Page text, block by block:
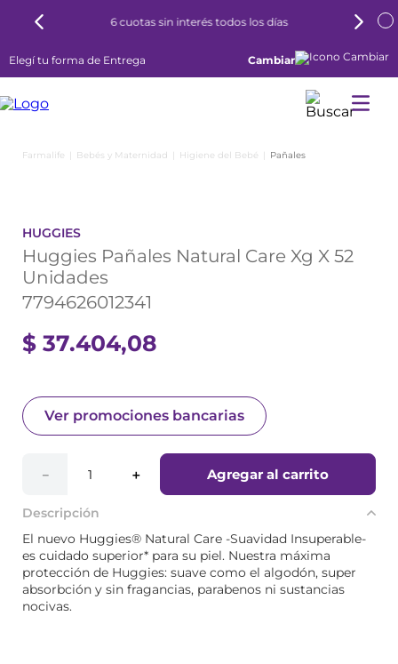
6 cuotas sin interés todos los días
Elegí tu forma de Entrega Cambiar
Bebés y Maternidad Higiene del Bebé Pañales
HUGGIES
Huggies Pañales Natural Care Xg X 52
Unidades
7794626012341
$ 37.404,08
Ver promociones bancarias
＋
－ Agregar al carrito
Descripción
El nuevo Huggies® Natural Care -Suavidad Insuperable-
es cuidado superior* para su piel. Nuestra máxima
protección de Huggies: suave como el algodón, super
absorbción y sin fragancias, parabenos ni sustancias
nocivas.